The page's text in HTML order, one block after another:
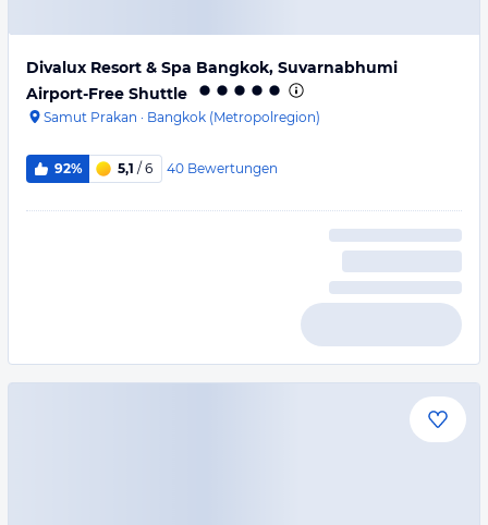
Divalux Resort & Spa Bangkok, Suvarnabhumi
Airport-Free Shuttle
Samut Prakan · Bangkok (Metropolregion)
92% 5,1 / 6 40 Bewertungen